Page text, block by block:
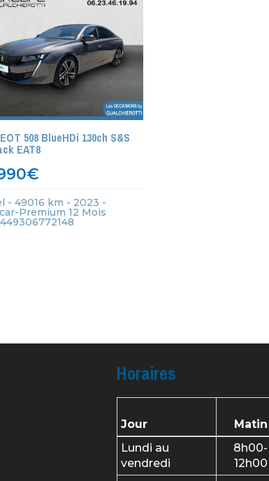
508 BlueHDi 130ch S&S
EAT8
€
- 49016 km - 2023 -
Premium 12 Mois
Horaires
Jour Matin
Lundi au
vendredi
8h00-
12h00